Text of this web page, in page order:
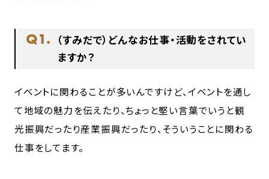
Q1.
（すみだで）どんなお仕事・活動をされてい
ますか？
イベントに関わることが多いんですけど、イベントを通し
て地域の魅力を伝えたり、ちょっと堅い言葉でいうと観
光振興だったり産業振興だったり、そういうことに関わる
仕事をしてます。